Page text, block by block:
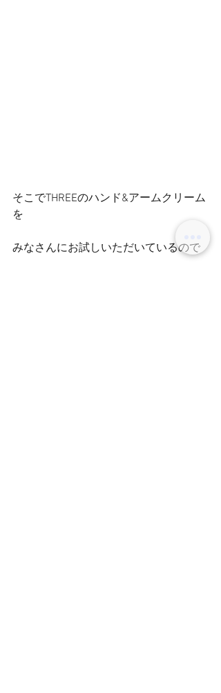
そこでTHREEのハンド&アームクリーム
を
みなさんにお試しいただいているので